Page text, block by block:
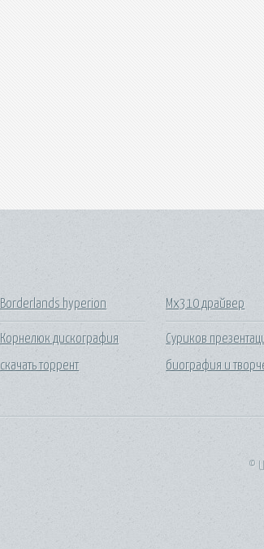
Borderlands hyperion
Корнелюк дискография
скачать торрент
Mx310 драйвер
Суриков
биография и
©